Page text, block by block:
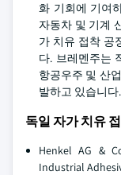
화 기회에 기여
자동차 및 기계
가 치유 접착 공
다. 브레멘주는
항공우주 및 산
발하고 있습니다.
독일 자가 치유
Henkel AG &
Industrial